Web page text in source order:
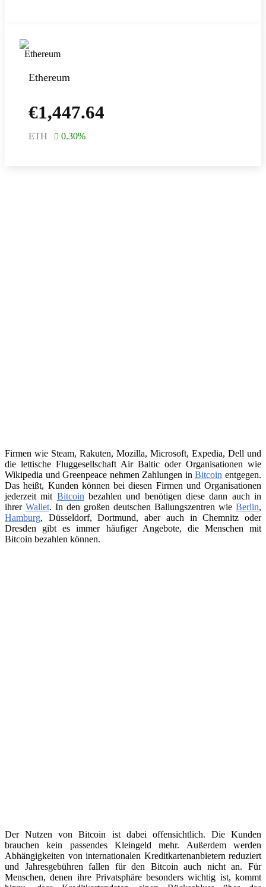
Ethereum
€1,447.64
ETH 0.30%
Firmen wie Steam, Rakuten, Mozilla, Microsoft, Expedia, Dell und
die lettische Fluggesellschaft Air Baltic oder Organisationen wie
Wikipedia und Greenpeace nehmen Zahlungen inBitcoin entgegen.
Das heißt, Kunden können bei diesen Firmen und Organisationen
jederzeit mit Bitcoin bezahlen und benötigen diese dann auch in
ihrer Wallet. In den großen deutschen Ballungszentren wie Berlin,
Hamburg, Düsseldorf, Dortmund, aber auch in Chemnitz oder
Dresden gibt es immer häufiger Angebote, die Menschen mit
Bitcoin bezahlen können.
Der Nutzen von Bitcoin ist dabei offensichtlich. Die Kunden
brauchen kein passendes Kleingeld mehr. Außerdem werden
Abhängigkeiten von internationalen Kreditkartenanbietern reduziert
und Jahresgebühren fallen für den Bitcoin auch nicht an. Für
Menschen, denen ihre Privatsphäre besonders wichtig ist, kommt